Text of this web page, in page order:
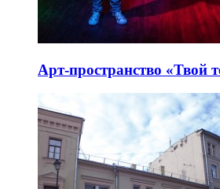
Арт-пространство «Твой